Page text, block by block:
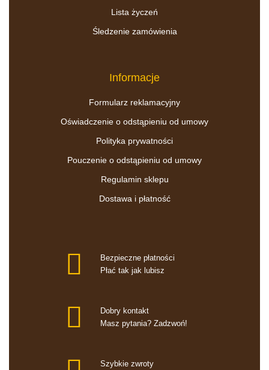
Lista życzeń
Śledzenie zamówienia
Informacje
Formularz reklamacyjny
Oświadczenie o odstąpieniu od umowy
Polityka prywatności
Pouczenie o odstąpieniu od umowy
Regulamin sklepu
Dostawa i płatność
Bezpieczne płatności
Płać tak jak lubisz
Dobry kontakt
Masz pytania? Zadzwoń!
Szybkie zwroty